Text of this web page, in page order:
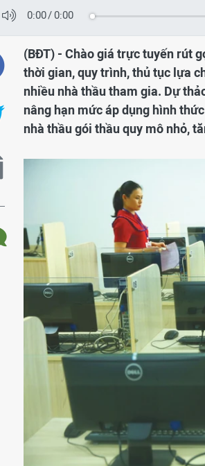
0:00/0:00
(BĐT) - Chào giá trực tuyến rút
thời gian, quy trình, thủ tục lựa
nhiều nhà thầu tham gia. Dự
nâng hạn mức áp dụng hình
nhà thầu gói thầu quy mô nhỏ,